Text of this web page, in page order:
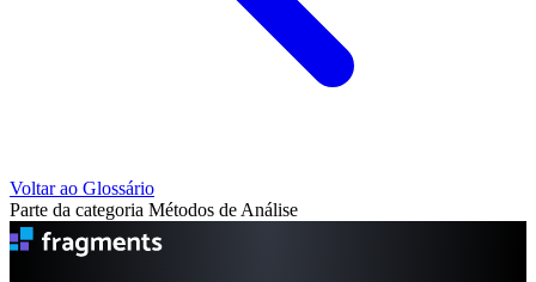
Voltar ao Glossário
Parte da categoria Métodos de Análise